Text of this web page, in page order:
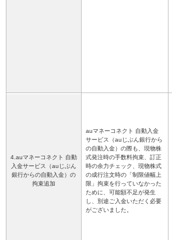
4.auマネーコネクト 自動
入金サービス（auじぶん
銀行からの自動入金）の
拘束追加
auマネーコネクト 自動入金
サービス（auじぶん銀行から
の自動入金）の際も、現物株
式発注時の手数料拘束、訂正
時の余力チェック、現物株式
の成行注文時の「制限値幅上
限」拘束を行っていなかった
ために、可能額不足が発生
し、別途ご入金いただく必要
がございました。